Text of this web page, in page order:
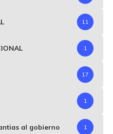
11
1
17
1
al gobierno 1